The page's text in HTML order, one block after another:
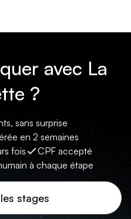
avec La
?
sans surprise
en 2 semaines
fois
CPF accepté
à chaque étape
stages